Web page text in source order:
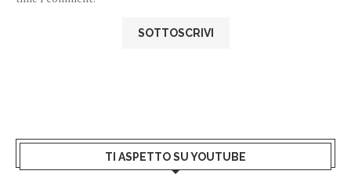
TI ASPETTO SU YOUTUBE